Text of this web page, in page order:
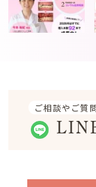
ご相談やご質